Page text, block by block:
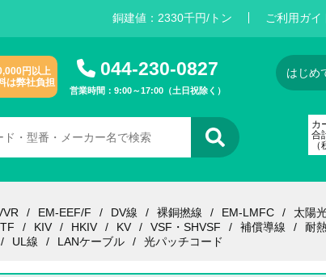
銅建値： 2330千円/トン ご利用ガイ
円以上
は弊社負担
044-230-0827
営業時間：9:00～17:00（土日祝除く）
はじめ
カ
合
（
EM-EEF/F DV線 裸銅撚線 EM-LMFC 太陽
KIV HKIV KV VSF・SHVSF 補償導線 耐
UL線 LANケーブル 光パッチコード